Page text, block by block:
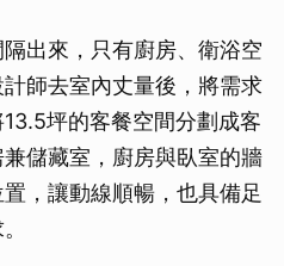
出來，只有廚房、衛浴空
師去室內丈量後，將需求
坪的客餐空間分劃成客
儲藏室，廚房與臥室的牆
，讓動線順暢，也具備足